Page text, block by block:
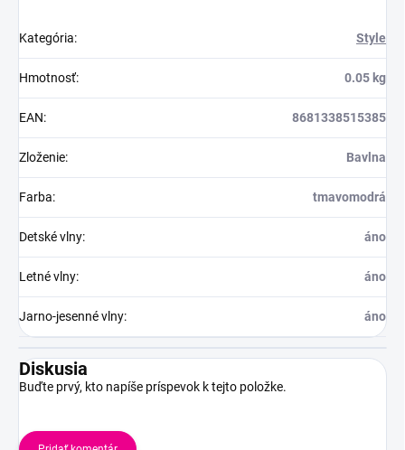
Kategória: Style
Hmotnosť: 0.05 kg
EAN: 8681338515385
Zloženie: Bavlna
Farba: tmavomodrá
Detské vlny: áno
Letné vlny: áno
Jarno-jesenné vlny: áno
Diskusia
Buďte prvý, kto napíše príspevok k tejto položke.